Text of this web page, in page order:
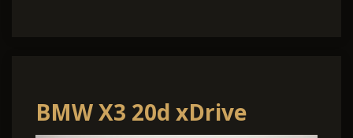
BMW X3 20d xDrive